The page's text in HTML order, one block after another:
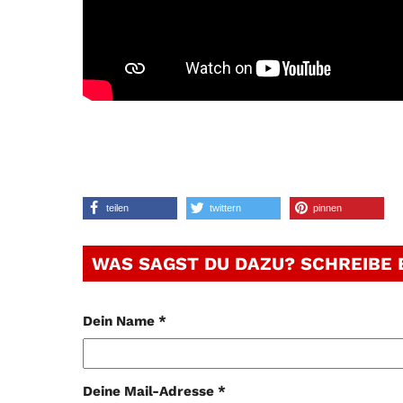
teilen twittern pinnen
WAS SAGST DU DAZU? SCHREIBE
Dein Name *
Deine Mail-Adresse *